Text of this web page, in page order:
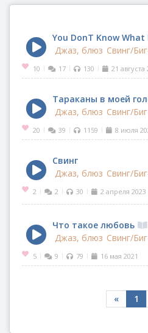
You DonT Know
Джаз, блюз Свинг/
10 | 17 | 130 | 21 августа
Тараканы в моей
Джаз, блюз Свинг/
20 | 39 | 1159 | 8 июля
Свинг
Джаз, блюз Свинг/
2 | 2 | 30 | 2 апреля 2023
Что такое любовь
Джаз, блюз Свинг/
5 | 9 | 79 | 16 мая 2021
« 1